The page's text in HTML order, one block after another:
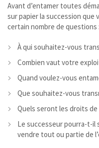
Avant d’entamer toutes
sur papier la succession que
certain nombre de questions :
À qui souhaitez-vous
Combien vaut votre
Quand voulez-vous
Que souhaitez-vous
Quels seront les droits de
Le successeur pourra-t-il
vendre tout ou partie de